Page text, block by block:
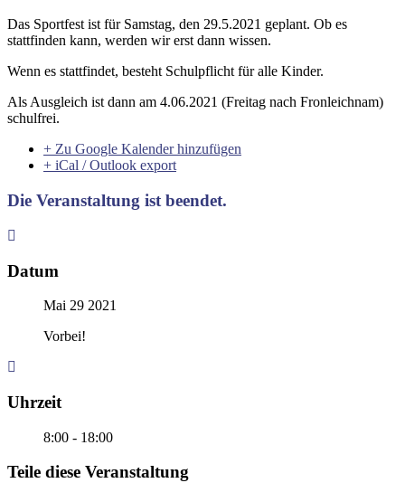
Das Sportfest ist für Samstag, den 29.5.2021 geplant. Ob es
stattfinden kann, werden wir erst dann wissen.
Wenn es stattfindet, besteht Schulpflicht für alle Kinder.
Als Ausgleich ist dann am 4.06.2021 (Freitag nach Fronleichnam)
schulfrei.
+ Zu Google Kalender hinzufügen
+ iCal / Outlook export
Die Veranstaltung ist beendet.
Datum
Mai 29 2021
Vorbei!
Uhrzeit
8:00 - 18:00
Teile diese Veranstaltung